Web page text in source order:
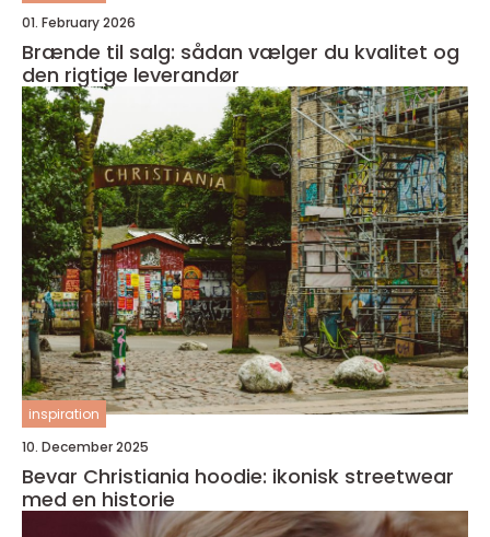
01. February 2026
Brænde til salg: sådan vælger du kvalitet og
den rigtige leverandør
inspiration
10. December 2025
Bevar Christiania hoodie: ikonisk streetwear
med en historie